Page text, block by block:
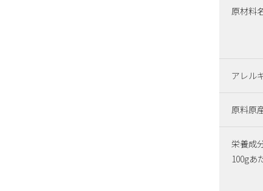
原材料
アレル
原料原
栄養成
100gあ